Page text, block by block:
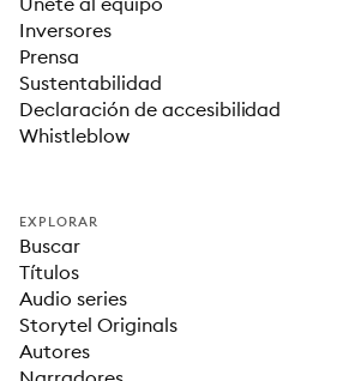
Inversores
Prensa
Sustentabilidad
Declaración de accesibilidad
Whistleblow
EXPLORAR
Buscar
Títulos
Audio series
Storytel Originals
Autores